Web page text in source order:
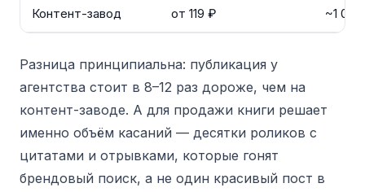
Контент-завод от 119 ₽ ~1
Разница принципиальна: публикация у
агентства стоит в 8–12 раз дороже, чем на
контент-заводе. А для продажи книги решает
именно объём касаний — десятки роликов с
цитатами и отрывками, которые гонят
брендовый поиск, а не один красивый пост в